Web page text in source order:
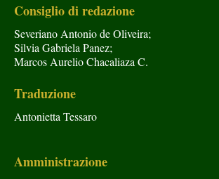
Consiglio di redazione
Severiano Antonio de Oliveira;
Silvia Gabriela Panez;
Marcos Aurelio Chacaliaza C.
Traduzione
Antonietta Tessaro
Amministrazione